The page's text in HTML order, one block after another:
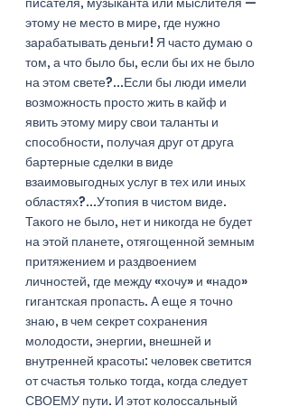
этому не место в мире, где нужно
зарабатывать деньги! Я часто думаю о
том, а что было бы, если бы их не было
на этом свете?...Если бы люди имели
возможность просто жить в кайф и
явить этому миру свои таланты и
способности, получая друг от друга
бартерные сделки в виде
взаимовыгодных услуг в тех или иных
областях?...Утопия в чистом виде.
Такого не было, нет и никогда не будет
на этой планете, отягощенной земным
притяжением и раздвоением
личностей, где между «хочу» и «надо»
гигантская пропасть. А еще я точно
знаю, в чем секрет сохранения
молодости, энергии, внешней и
внутренней красоты: человек светится
от счастья только тогда, когда следует
СВОЕМУ пути. И этот колоссальный